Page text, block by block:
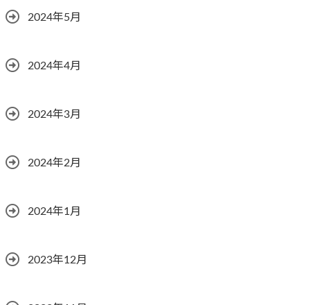
2024年5月
2024年4月
2024年3月
2024年2月
2024年1月
2023年12月